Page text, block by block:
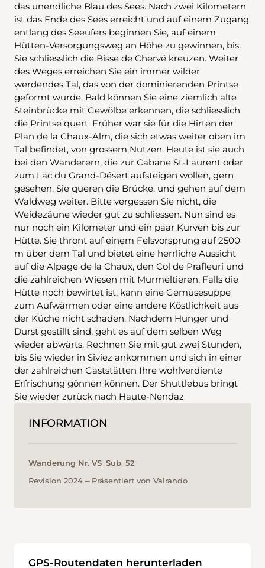
das unendliche Blau des Sees. Nach zwei Kilometern
ist das Ende des Sees erreicht und auf einem Zugang
entlang des Seeufers beginnen Sie, auf einem
Hütten-Versorgungsweg an Höhe zu gewinnen, bis
Sie schliesslich die Bisse de Chervé kreuzen. Weiter
des Weges erreichen Sie ein immer wilder
werdendes Tal, das von der dominierenden Printse
geformt wurde. Bald können Sie eine ziemlich alte
Steinbrücke mit Gewölbe erkennen, die schliesslich
die Printse quert. Früher war sie für die Hirten der
Plan de la Chaux-Alm, die sich etwas weiter oben im
Tal befindet, von grossem Nutzen. Heute ist sie auch
bei den Wanderern, die zur Cabane St-Laurent oder
zum Lac du Grand-Désert aufsteigen wollen, gern
gesehen. Sie queren die Brücke, und gehen auf dem
Waldweg weiter. Bitte vergessen Sie nicht, die
Weidezäune wieder gut zu schliessen. Nun sind es
nur noch ein Kilometer und ein paar Kurven bis zur
Hütte. Sie thront auf einem Felsvorsprung auf 2500
m über dem Tal und bietet eine herrliche Aussicht
auf die Alpage de la Chaux, den Col de Prafleuri und
die zahlreichen Wiesen mit Murmeltieren. Falls die
Hütte noch bewirtet ist, kann eine Gemüsesuppe
zum Aufwärmen oder eine andere Köstlichkeit aus
der Küche nicht schaden. Nachdem Hunger und
Durst gestillt sind, geht es auf dem selben Weg
wieder abwärts. Rechnen Sie mit gut zwei Stunden,
bis Sie wieder in Siviez ankommen und sich in einer
der zahlreichen Gaststätten Ihre wohlverdiente
Erfrischung gönnen können. Der Shuttlebus bringt
Sie wieder zurück nach Haute-Nendaz
INFORMATION
Wanderung Nr. VS_Sub_52
Revision 2024 ‒ Präsentiert von Valrando
GPS-Routendaten herunterladen